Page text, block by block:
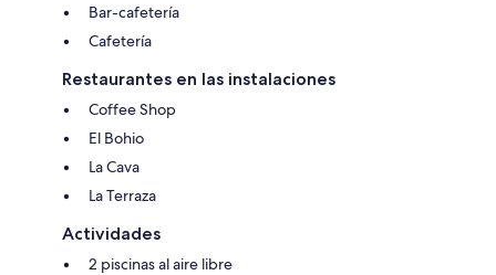
Bar-cafetería
Cafetería
Restaurantes en las instalaciones
Coffee Shop
El Bohio
La Cava
La Terraza
Actividades
2 piscinas al aire libre